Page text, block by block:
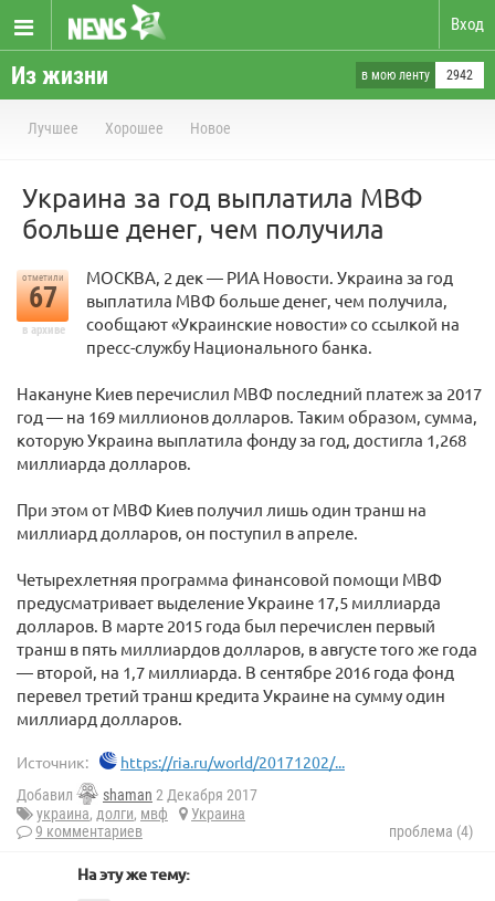
Вход
Из жизни в мою ленту 2942
Лучшее Хорошее Новое
Украина за год выплатила МВФ
больше денег, чем получила
отметили
67
в архиве
МОСКВА, 2 дек — РИА Новости. Украина за год
выплатила МВФ больше денег, чем получила,
сообщают «Украинские новости» со ссылкой на
пресс-службу Национального банка.
Накануне Киев перечислил МВФ последний платеж за 2017
год — на 169 миллионов долларов. Таким образом, сумма,
которую Украина выплатила фонду за год, достигла 1,268
миллиарда долларов.
При этом от МВФ Киев получил лишь один транш на
миллиард долларов, он поступил в апреле.
Четырехлетняя программа финансовой помощи МВФ
предусматривает выделение Украине 17,5 миллиарда
долларов. В марте 2015 года был перечислен первый
транш в пять миллиардов долларов, в августе того же года
— второй, на 1,7 миллиарда. В сентябре 2016 года фонд
перевел третий транш кредита Украине на сумму один
миллиард долларов.
Источник: https://ria.ru/world/20171202/...
Добавил shaman 2 Декабря 2017
украина, долги, мвф
Украина
9 комментариев
проблема (4)
На эту же тему: